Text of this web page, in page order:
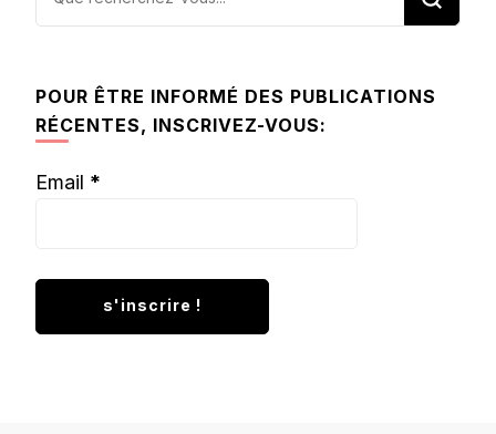
recherchiez
chose ?
POUR ÊTRE INFORMÉ DES PUBLICATIONS
RÉCENTES, INSCRIVEZ-VOUS:
Email *